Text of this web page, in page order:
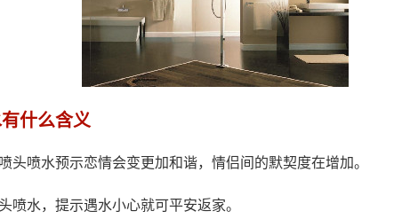
什么含义
头喷水预示恋情会变更加和谐，情侣间的默契度在增加。
喷水，提示遇水小心就可平安返家。